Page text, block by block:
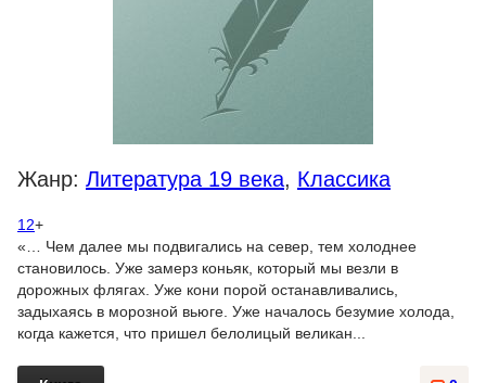
Жанр: Литература 19 века, Классика
12+
«… Чем далее мы подвигались на север, тем холоднее
становилось. Уже замерз коньяк, который мы везли в
дорожных флягах. Уже кони порой останавливались,
задыхаясь в морозной вьюге. Уже началось безумие холода,
когда кажется, что пришел белолицый великан...